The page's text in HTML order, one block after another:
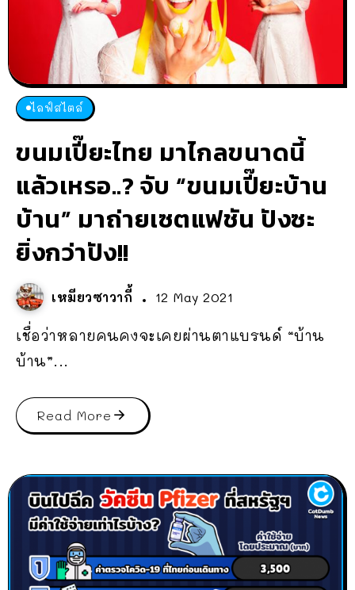
ไลฟ์สไตล์
ขนมเปี๊ยะไทย มาไกลขนาดนี้
แล้วเหรอ..? จับ “ขนมเปี๊ยะบ้าน
บ้าน” มาถ่ายเซตแฟชัน ปังซะ
ยิ่งกว่าปัง!!
เหมียวซาวากี้ 12 May 2021
เชื่อว่าหลายคนคงจะเคยผ่านตาแบรนด์ “บ้าน
บ้าน”...
Read More